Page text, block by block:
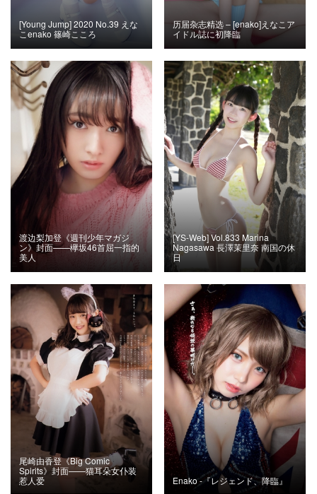
[Young Jump] 2020 No.39 えな
こenako 篠崎こころ
历届杂志精选 – [enako]えなこア
イドル誌に初降臨
渡边梨加登《週刊少年マガジ
ン》封面——欅坂46首屈一指的
美人
[YS-Web] Vol.833 Marina
Nagasawa 長澤茉里奈 南国の休
日
尾崎由香登《Big Comic
Spirits》封面——猫耳朵女仆装
惹人爱
Enako -『レジェンド、降臨』